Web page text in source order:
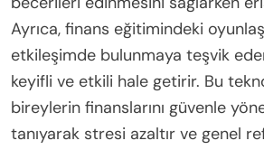
kendi hızlarında öğrenmelerini
kişiselleştirilmiş eğitim sunar.
uygulamaları, harcama
özelleştirilmiş içgörüler sunarak
karar verme süreçlerini teşvik